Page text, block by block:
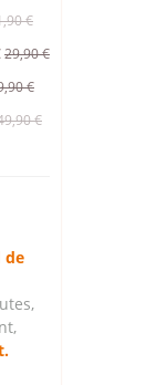
€
29,90 €
€
€
de